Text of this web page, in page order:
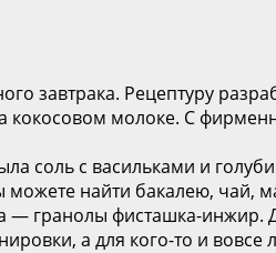
завтрака. Рецептуру
кокосовом молоке. С
соль с васильками и
найти бакалею, чай,
— гранолы фисташка-инжир.
а для кого-то и